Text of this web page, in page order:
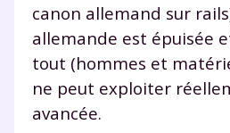
canon allemand sur
allemande est épuisée
tout (hommes et
ne peut exploiter
avancée.
Testez
pendant 24h